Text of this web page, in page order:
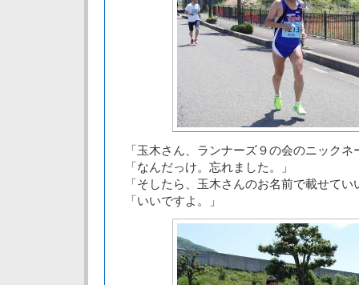
「玉木さん、ランナーズ９の会のニックネ
「なんだっけ。忘れました。」
「そしたら、玉木さんのお名前で載せてい
「いいですよ。」